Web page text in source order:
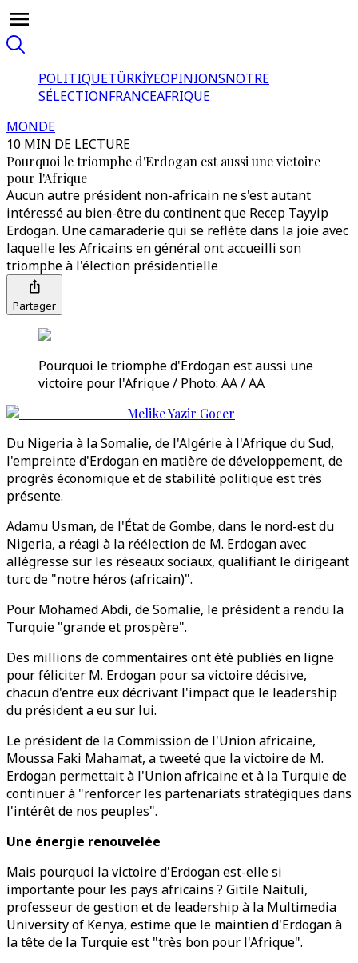
POLITIQUETÜRKİYEOPINIONSNOTRE
SÉLECTIONFRANCEAFRIQUE
MONDE
10 MIN DE LECTURE
Pourquoi le triomphe d'Erdogan est aussi une victoire
pour l'Afrique
Aucun autre président non-africain ne s'est autant
intéressé au bien-être du continent que Recep Tayyip
Erdogan. Une camaraderie qui se reflète dans la joie avec
laquelle les Africains en général ont accueilli son
triomphe à l'élection présidentielle
Partager
Pourquoi le triomphe d'Erdogan est aussi une
victoire pour l'Afrique / Photo: AA / AA
Melike Yazir Gocer
Du Nigeria à la Somalie, de l'Algérie à l'Afrique du Sud,
l'empreinte d'Erdogan en matière de développement, de
progrès économique et de stabilité politique est très
présente.
Adamu Usman, de l'État de Gombe, dans le nord-est du
Nigeria, a réagi à la réélection de M. Erdogan avec
allégresse sur les réseaux sociaux, qualifiant le dirigeant
turc de "notre héros (africain)".
Pour Mohamed Abdi, de Somalie, le président a rendu la
Turquie "grande et prospère".
Des millions de commentaires ont été publiés en ligne
pour féliciter M. Erdogan pour sa victoire décisive,
chacun d'entre eux décrivant l'impact que le leadership
du président a eu sur lui.
Le président de la Commission de l'Union africaine,
Moussa Faki Mahamat, a tweeté que la victoire de M.
Erdogan permettait à l'Union africaine et à la Turquie de
continuer à "renforcer les partenariats stratégiques dans
l'intérêt de nos peuples".
Une énergie renouvelée
Mais pourquoi la victoire d'Erdogan est-elle si
importante pour les pays africains ? Gitile Naituli,
professeur de gestion et de leadership à la Multimedia
University of Kenya, estime que le maintien d'Erdogan à
la tête de la Turquie est "très bon pour l'Afrique".